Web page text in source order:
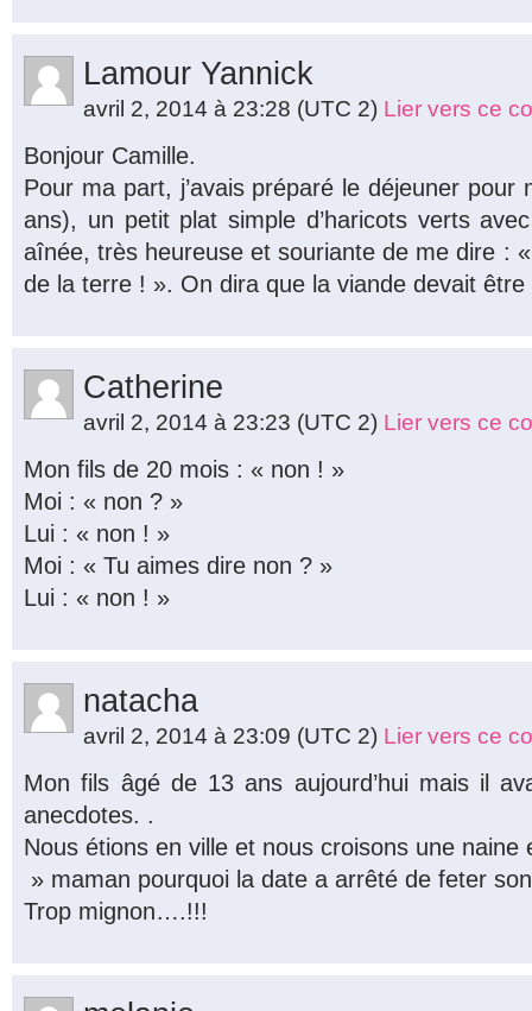
Lamour Yannick
avril 2, 2014 à 23:28 (UTC 2) Lier vers ce
Bonjour Camille.
Pour ma part, j’avais préparé le déjeuner
ans), un petit plat simple d’haricots verts
aînée, très heureuse et souriante de me dire :
de la terre ! ». On dira que la viande devait
Catherine
avril 2, 2014 à 23:23 (UTC 2) Lier vers ce
Mon fils de 20 mois : « non ! »
Moi : « non ? »
Lui : « non ! »
Moi : « Tu aimes dire non ? »
Lui : « non ! »
natacha
avril 2, 2014 à 23:09 (UTC 2) Lier vers ce
Mon fils âgé de 13 ans aujourd’hui mais il
anecdotes. .
Nous étions en ville et nous croisons une naine
» maman pourquoi la date a arrêté de feter
Trop mignon….!!!